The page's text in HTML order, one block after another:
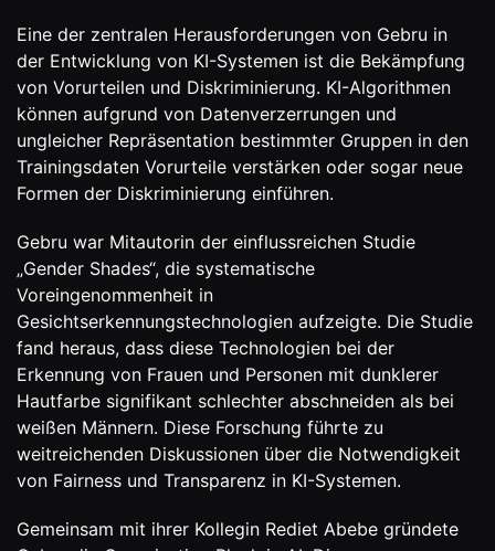
Eine der zentralen Herausforderungen von Gebru in
der Entwicklung von KI-Systemen ist die Bekämpfung
von Vorurteilen und Diskriminierung. KI-Algorithmen
können aufgrund von Datenverzerrungen und
ungleicher Repräsentation bestimmter Gruppen in den
Trainingsdaten Vorurteile verstärken oder sogar neue
Formen der Diskriminierung einführen.
Gebru war Mitautorin der einflussreichen Studie
„Gender Shades“, die systematische
Voreingenommenheit in
Gesichtserkennungstechnologien aufzeigte. Die Studie
fand heraus, dass diese Technologien bei der
Erkennung von Frauen und Personen mit dunklerer
Hautfarbe signifikant schlechter abschneiden als bei
weißen Männern. Diese Forschung führte zu
weitreichenden Diskussionen über die Notwendigkeit
von Fairness und Transparenz in KI-Systemen.
Gemeinsam mit ihrer Kollegin Rediet Abebe gründete